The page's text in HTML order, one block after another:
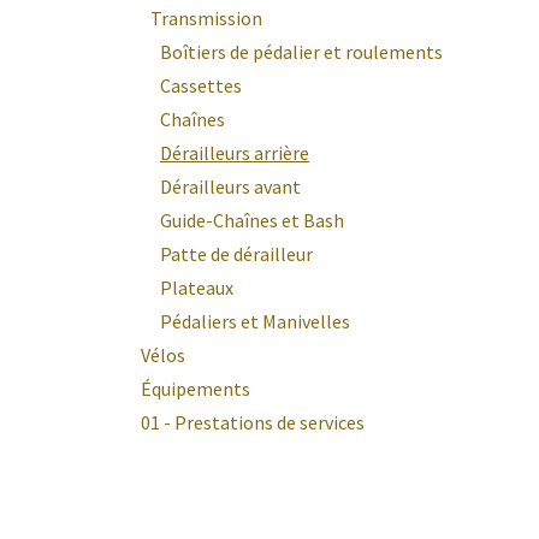
Transmission
Boîtiers de pédalier et roulements
Cassettes
Chaînes
Dérailleurs arrière
Dérailleurs avant
Guide-Chaînes et Bash
Patte de dérailleur
Plateaux
Pédaliers et Manivelles
Vélos
Équipements
01 - Prestations de services